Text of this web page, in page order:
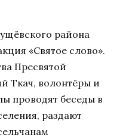
района
«Святое слово».
Пресвятой
Ткач, волонтёры и
проводят беседы в
раздают